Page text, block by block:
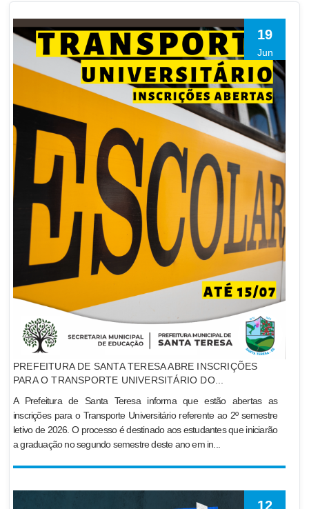
19
Jun
PREFEITURA DE SANTA TERESA ABRE INSCRIÇÕES
PARA O TRANSPORTE UNIVERSITÁRIO DO...
A Prefeitura de Santa Teresa informa que estão abertas as
inscrições para o Transporte Universitário referente ao 2º semestre
letivo de 2026. O processo é destinado aos estudantes que iniciarão
a graduação no segundo semestre deste ano em in...
12